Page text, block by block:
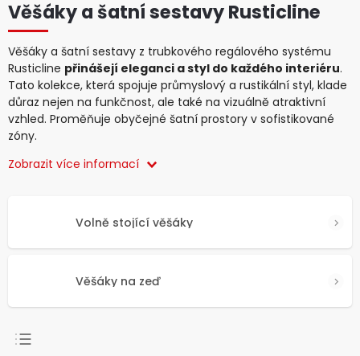
Věšáky a šatní sestavy Rusticline
Věšáky a šatní sestavy z trubkového regálového systému
Rusticline přinášejí eleganci a styl do každého interiéru.
Tato kolekce, která spojuje průmyslový a rustikální styl, klade
důraz nejen na funkčnost, ale také na vizuálně atraktivní
vzhled. Proměňuje obyčejné šatní prostory v sofistikované
zóny.
Zobrazit více informací
Volně stojící věšáky
Věšáky na zeď